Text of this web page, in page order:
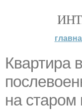
Квартира
на старом